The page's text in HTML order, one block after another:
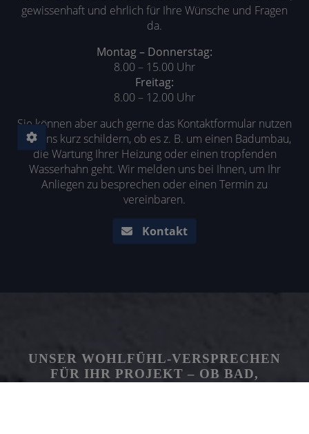
gewissenhaft und ehrlich für Ihre Wünsche und Fragen
da.
Montag – Donnerstag:
8.00 – 15.00 Uhr
Freitag:
8.00 – 12.00 Uhr
Sie können aber auch gerne das Kontaktformular nutzen
und uns kurz schildern, ob es z. B. um einen Badumbau,
die Wartung Ihrer Heizung oder einen tropfenden
Wasserhahn geht. Wir melden uns bei Ihnen, um Ihr
Anliegen zu besprechen oder einen Termin zu
vereinbaren.
Kontakt
UNSER WOHLFÜHL-VERSPRECHEN
FÜR IHR PROJEKT – OB BAD,